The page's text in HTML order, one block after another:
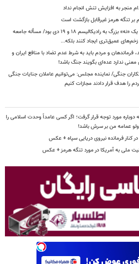
منجر به افزایش تنش انجام نداد
تنگه هرمز غیرقابل بازگشت است
فعال سیاسی اصلاح طلب: جنگ یک «نه» بزرگ به رادیکالیسم ۱۸ و ۱۹ دی بود/ مسأله جامعه
زخم‌های عمیق‌تری ایجاد کنند بلکه...
فرماندهان و مردم باید به شرط عدم تضاد با منافع ایران و
ندارد عده‌ای بگویند جنگ باشد!
جنگی/ نماینده مجلس: می‌توانیم عاملان جنایات جنگی
را هدف قرار دادند مجازات کنیم
دوباره مورد توجه قرار گرفت؛ اگر کسی عامداً وحدت اسلامی را
ولو عمامه من بر سرش باشد!
کنار فرمانده نیروی دریایی سپاه + عکس
ملی به آمریکا در مورد تنگه هرمز + عکس